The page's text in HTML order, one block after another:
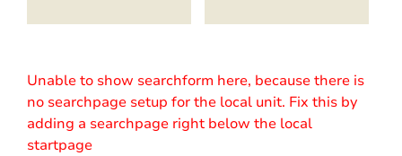
Unable to show searchform here, because there is
no searchpage setup for the local unit. Fix this by
adding a searchpage right below the local
startpage